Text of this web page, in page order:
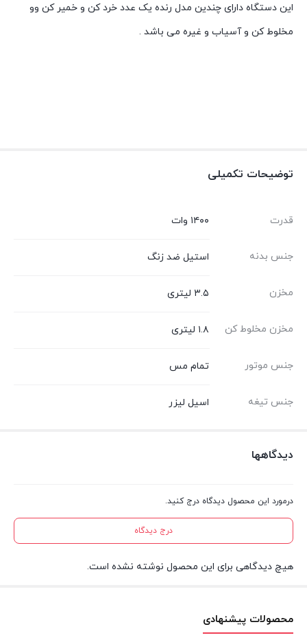
این دستگاه دارای چندین مدل رنده یک عدد خرد کن و خمیر کن وو
مخلوط کن و آسیاب و غیره می باشد .
توضیحات تکمیلی
قدرت ۱۴۰۰ وات
جنس بدنه استیل ضد زنگ
مخزن ۳.۵ لیتری
مخزن مخلوط کن ۱.۸ لیتری
جنس موتور تمام مس
جنس تیغه اسیل لیزر
دیدگاهها
درمورد این محصول دیدگاه درج کنید.
درج دیدگاه
هیچ دیدگاهی برای این محصول نوشته نشده است.
محصولات پیشنهادی